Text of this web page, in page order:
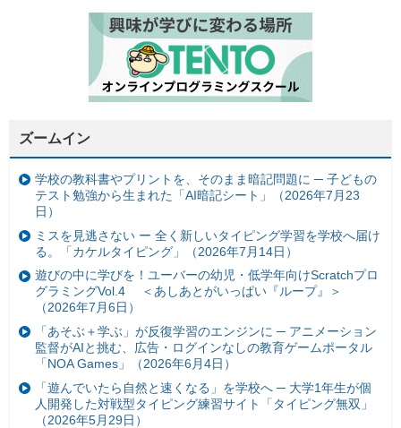
ズームイン
学校の教科書やプリントを、そのまま暗記問題に ─ 子どもの
テスト勉強から生まれた「AI暗記シート」（2026年7月23
日）
ミスを見逃さない ー 全く新しいタイピング学習を学校へ届け
る。「カケルタイピング」（2026年7月14日）
遊びの中に学びを！ユーバーの幼児・低学年向けScratchプロ
グラミングVol.4 ＜あしあとがいっぱい『ループ』＞
（2026年7月6日）
「あそぶ＋学ぶ」が反復学習のエンジンに ─ アニメーション
監督がAIと挑む、広告・ログインなしの教育ゲームポータル
「NOA Games」（2026年6月4日）
「遊んでいたら自然と速くなる」を学校へ ─ 大学1年生が個
人開発した対戦型タイピング練習サイト「タイピング無双」
（2026年5月29日）